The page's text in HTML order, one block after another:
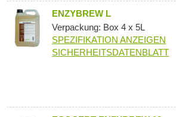
ENZYBREW L
Verpackung: Box 4 x 5L
SPEZIFIKATION ANZEIGEN
SICHERHEITSDATENBLATT